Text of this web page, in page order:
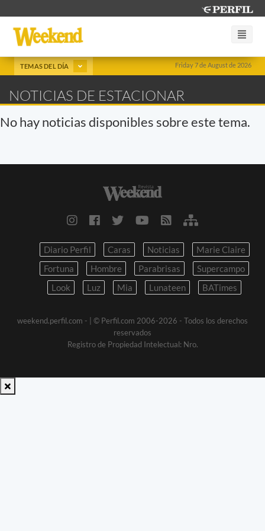
Friday 7 de August de 2026
TEMAS DEL DÍA
NOTICIAS DE ESTACIONAR
No hay noticias disponibles sobre este tema.
Diario Perfil Caras Noticias
Marie Claire
Fortuna
Hombre Parabrisas
Supercampo
Look
Luz Mia Lunateen BATimes
weekend.perfil.com -
| © Perfil.com 2006-2026 - Todos los derechos
reservados
Registro de Propiedad Intelectual: Nro.